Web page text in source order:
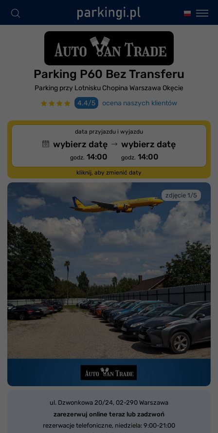
Parking P60 Bez Transferu
Parking przy Lotnisku Chopina Warszawa Okęcie
4.4/5
ocena naszych klientów
data przyjazdu i wyjazdu
wybierz datę
godz. 14:00
wybierz datę
godz. 14:00
kliknij, aby zmienić daty
zdjęcie 1/5
ul. Dzwonkowa 20/24, 02-290 Warszawa
zarezerwuj online teraz lub zadzwoń
rezerwacje telefoniczne, niedziela: 9:00-21:00